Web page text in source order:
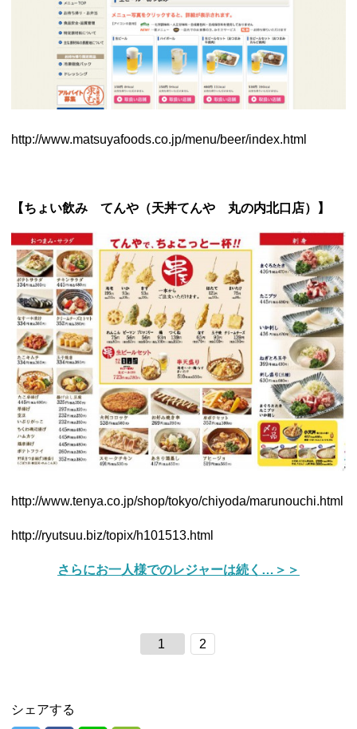
http://www.matsuyafoods.co.jp/menu/beer/index.html
【ちょい飲み てんや（天丼てんや 丸の内北口店）】
http://www.tenya.co.jp/shop/tokyo/chiyoda/marunouchi.html
http://ryutsuu.biz/topix/h101513.html
さらにお一人様でのレジャーは続く…＞＞
1 2
シェアする